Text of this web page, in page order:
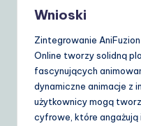
Wnioski
Zintegrowanie
Online tworzy solidną
fascynujących
dynamiczne animacje z
użytkownicy mogą
cyfrowe, które